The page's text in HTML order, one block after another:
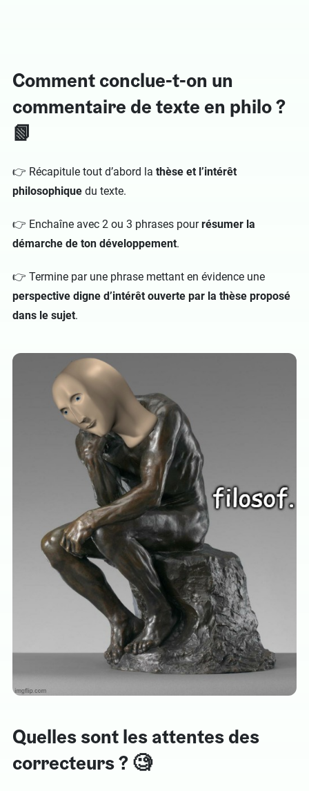
d’autres philosophes.
Comment conclue-t-on un
commentaire de texte en philo ?
📗
👉 Récapitule tout d’abord la thèse et l’intérêt
philosophique du texte.
👉 Enchaîne avec 2 ou 3 phrases pourrésumer la
démarche de ton développement.
👉 Termine par une phrase mettant en évidence une
perspective digne d’intérêt ouverte par la thèse proposé
dans le sujet.
Quelles sont les attentes des
correcteurs ? 🧐